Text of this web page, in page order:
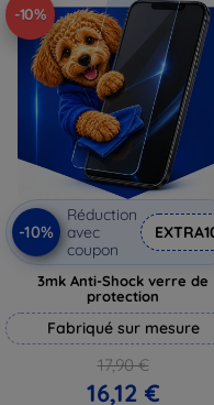
-10%
-10%
Réduction
avec
coupon
3mk Anti-Shock verre de
protection
Fabriqué sur mesure
17,90 €
16,12 €